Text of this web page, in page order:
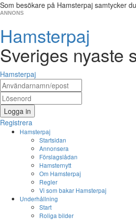
Som besökare på Hamsterpaj samtycker
ANNONS
Hamsterpaj
Sveriges nyaste
Hamsterpaj
Logga in
Registrera
Hamsterpaj
Startsidan
Annonsera
Förslagslådan
Hamsternytt
Om Hamsterpaj
Regler
Vi som bakar Hamsterpaj
Underhållning
Start
Roliga bilder